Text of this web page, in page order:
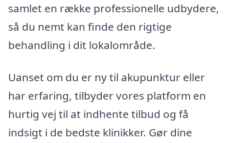
samlet en række professionelle udbydere,
så du nemt kan finde den rigtige
behandling i dit lokalområde.
Uanset om du er ny til akupunktur eller
har erfaring, tilbyder vores platform en
hurtig vej til at indhente tilbud og få
indsigt i de bedste klinikker. Gør dine